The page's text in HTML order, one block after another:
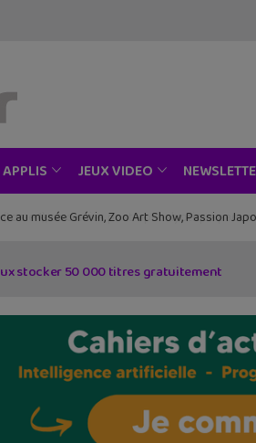
APPLIS JEUX VIDEO
au musée Grévin, Zoo Art Show, Passion
stocker 50 000 titres gratuitement